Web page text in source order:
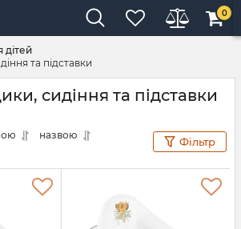
0
дітей
та підставки
сидіння та підставки
назвою
Фільтр